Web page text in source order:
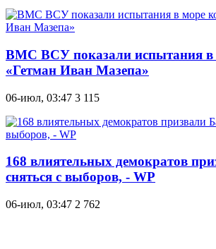
ВМС ВСУ показали испытания в
«Гетман Иван Мазепа»
06-июл, 03:47 3 115
168 влиятельных демократов
сняться с выборов, - WP
06-июл, 03:47 2 762